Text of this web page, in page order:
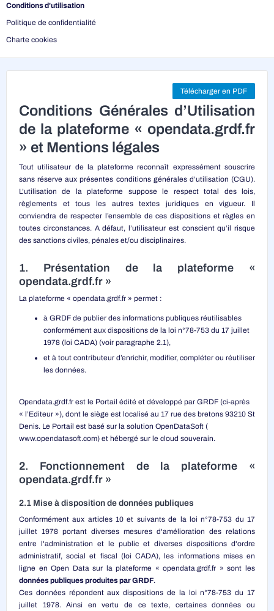
Conditions d'utilisation
Politique de confidentialité
Charte cookies
Télécharger en PDF
Conditions Générales d’Utilisation
de la plateforme « opendata.grdf.fr
» et Mentions légales
Tout utilisateur de la plateforme reconnaît expressément souscrire
sans réserve aux présentes conditions générales d’utilisation (CGU).
L’utilisation de la plateforme suppose le respect total des lois,
règlements et tous les autres textes juridiques en vigueur. Il
conviendra de respecter l’ensemble de ces dispositions et règles en
toutes circonstances. A défaut, l’utilisateur est conscient qu’il risque
des sanctions civiles, pénales et/ou disciplinaires.
1. Présentation de la plateforme «
opendata.grdf.fr »
La plateforme « opendata.grdf.fr » permet :
à GRDF de publier des informations publiques réutilisables
conformément aux dispositions de la loi n°78-753 du 17 juillet
1978 (loi CADA) (voir paragraphe 2.1),
et à tout contributeur d’enrichir, modifier, compléter ou réutiliser
les données.
Opendata.grdf.fr est le Portail édité et développé par GRDF (ci-après
« l’Editeur »), dont le siège est localisé au 17 rue des bretons 93210 St
Denis. Le Portail est basé sur la solution OpenDataSoft (
www.opendatasoft.com) et hébergé sur le cloud souverain.
2. Fonctionnement de la plateforme «
opendata.grdf.fr »
2.1 Mise à disposition de données publiques
Conformément aux articles 10 et suivants de la loi n°78-753 du 17
juillet 1978 portant diverses mesures d'amélioration des relations
entre l'administration et le public et diverses dispositions d'ordre
administratif, social et fiscal (loi CADA), les informations mises en
ligne en Open Data sur la plateforme « opendata.grdf.fr » sont les
données publiques produites par GRDF.
Ces données répondent aux dispositions de la loi n°78-753 du 17
juillet 1978. Ainsi en vertu de ce texte, certaines données ou